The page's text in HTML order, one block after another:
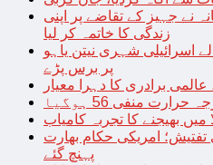
شاہانہ نے جہیز کے تقاضے پر اپنی
زندگی کا خاتمہ کر لیا
اسرائیلی شہری نیتن یاہو
پر برس پڑے
عالمی برادری کا دہرا معیار
منفی 56 ہوگیا
میں بھیجنے کا تجربہ کامیاب
امریکی حکام بھارت
پہنچ گئے